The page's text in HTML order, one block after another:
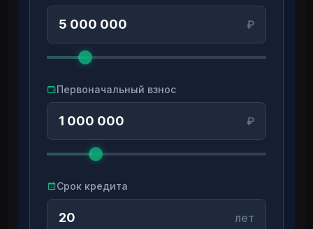
₽
Первоначальный взнос
₽
Срок кредита
лет